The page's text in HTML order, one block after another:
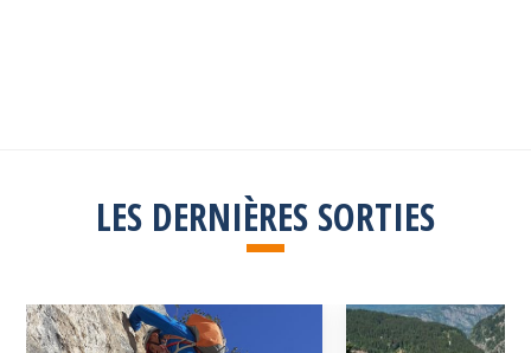
LES DERNIÈRES SORTIES